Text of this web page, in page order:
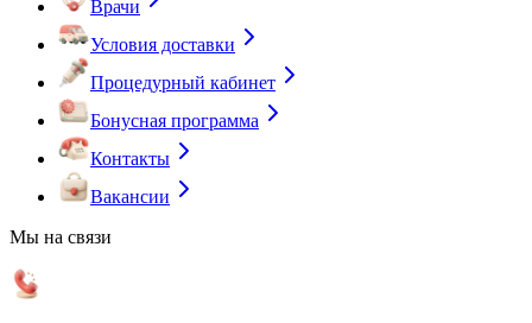
Врачи
Условия доставки
Процедурный кабинет
Бонусная программа
Контакты
Вакансии
Мы на связи